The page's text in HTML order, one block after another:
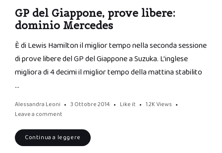
GP del Giappone, prove libere:
dominio Mercedes
È di Lewis Hamilton il miglior tempo nella seconda sessione
di prove libere del GP del Giappone a Suzuka. L’inglese
migliora di 4 decimi il miglior tempo della mattina stabilito
…
Alessandra Leoni 3 Ottobre 2014 Like it 1.2K Views
Leave a comment
Continua a leggere